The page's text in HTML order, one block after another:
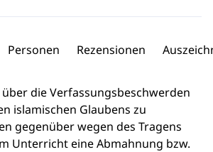
Personen Rezensionen
die Verfassungsbeschwerden
islamischen Glaubens zu
gegenüber wegen des Tragens
Unterricht eine Abmahnung bzw.